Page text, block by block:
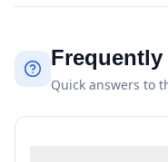
Quick answers to